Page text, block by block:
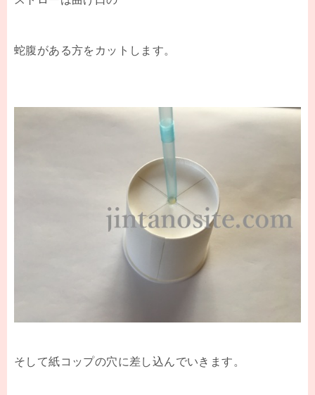
蛇腹がある方をカットします。
そして紙コップの穴に差し込んでいきます。